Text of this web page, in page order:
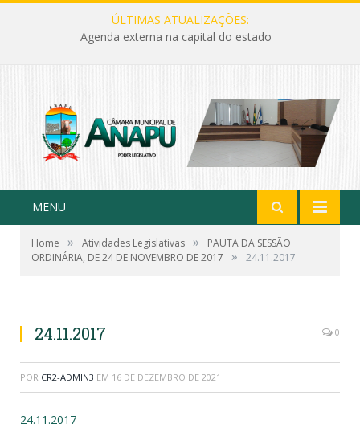
ÚLTIMAS ATUALIZAÇÕES:
Agenda externa na capital do estado
MENU
Home » Atividades Legislativas »
PAUTA DA SESSÃO
ORDINÁRIA, DE 24 DE NOVEMBRO DE 2017
» 24.11.2017
24.11.2017 0
POR CR2-ADMIN3 EM 16 DE DEZEMBRO DE 2021
24.11.2017